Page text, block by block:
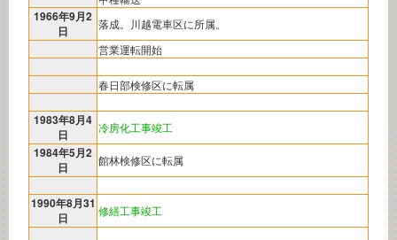
1966年9月2
日
落成。川越電車区に所属。
営業運転開始
春日部検修区に転属
1983年8月4
日
冷房化工事竣工
1984年5月2
日
館林検修区に転属
1990年8月31
日
修繕工事竣工